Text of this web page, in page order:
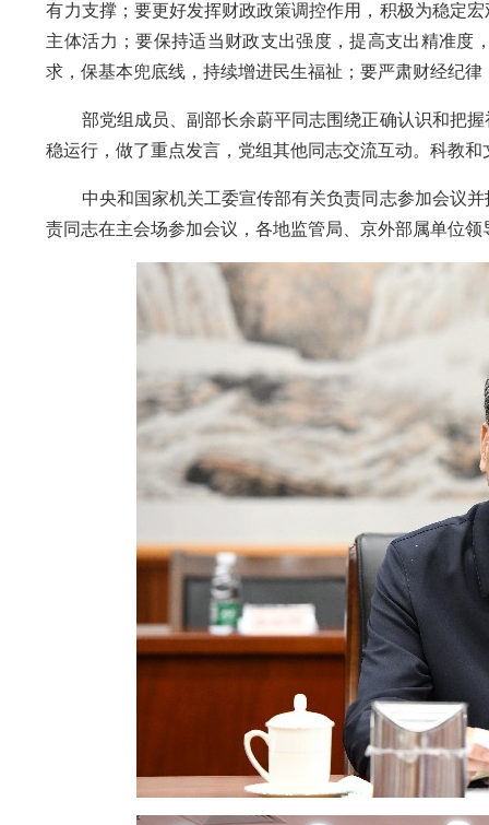
有力支撑；要更好发挥财政政策调控作用，积极为稳定
主体活力；要保持适当财政支出强度，提高支出精准度
求，保基本兜底线，持续增进民生福祉；要严肃财经纪
部党组成员、副部长余蔚平同志围绕正确认识和把握
稳运行，做了重点发言，党组其他同志交流互动。科教
中央和国家机关工委宣传部有关负责同志参加会议并
责同志在主会场参加会议，各地监管局、京外部属单位